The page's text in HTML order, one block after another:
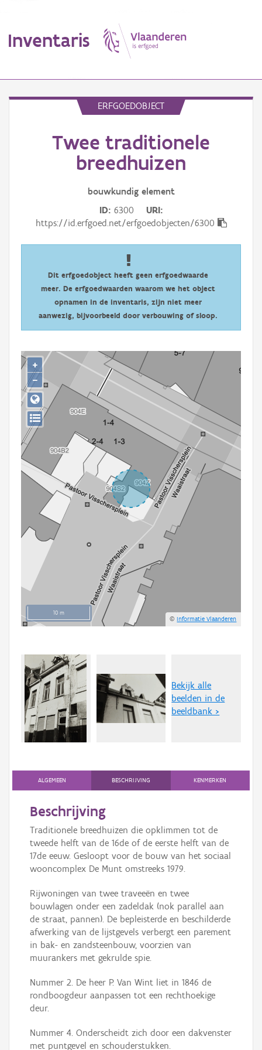
Inventaris
Gebeurtenis
Downloads
Hergebruik
ERFGOEDOBJECT
Twee traditionele
breedhuizen
bouwkundig element
ID 6300
URI
https://id.erfgoed.net/erfgoedobjecten/6300
Dit erfgoedobject heeft geen erfgoedwaarde
meer. De erfgoedwaarden waarom we het object
opnamen in de inventaris, zijn niet meer
aanwezig, bijvoorbeeld door verbouwing of sloop.
10 m
©Informatie Vlaanderen
+
−
Bekijk alle
beelden in de
beeldbank >
ALGEMEEN BESCHRIJVING KENMERKEN
Beschrijving
Traditionele breedhuizen die opklimmen tot de
tweede helft van de 16de of de eerste helft van de
17de eeuw. Gesloopt voor de bouw van het sociaal
wooncomplex De Munt omstreeks 1979.
Rijwoningen van twee traveeën en twee
bouwlagen onder een zadeldak (nok parallel aan
de straat, pannen). De bepleisterde en beschilderde
afwerking van de lijstgevels verbergt een parement
in bak- en zandsteenbouw, voorzien van
muurankers met gekrulde spie.
Nummer 2. De heer P. Van Wint liet in 1846 de
rondboogdeur aanpassen tot een rechthoekige
deur.
Nummer 4. Onderscheidt zich door een dakvenster
met puntgevel en schouderstukken.